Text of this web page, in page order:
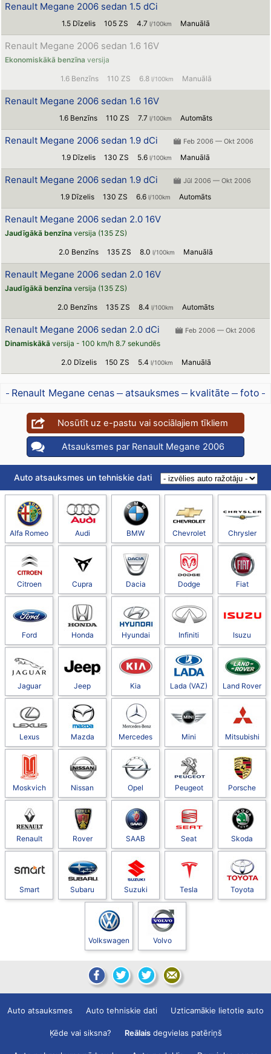
Renault Megane 2006 sedan 1.5 dCi
1.5 Dīzelis 105 ZS 4.7l/100km Manuālā
Renault Megane 2006 sedan 1.6 16V
Ekonomiskākā benzīna versija
1.6 Benzīns 110 ZS 6.8 l/100km Manuālā
Renault Megane 2006 sedan 1.6 16V
1.6 Benzīns 110 ZS 7.7l/100km Automāts
Renault Megane 2006 sedan 1.9 dCi Feb 2006 — Okt 2006
1.9 Dīzelis 130 ZS 5.6l/100km Manuālā
Renault Megane 2006 sedan 1.9 dCi Jūl 2006 — Okt 2006
1.9 Dīzelis 130 ZS 6.6l/100km Automāts
Renault Megane 2006 sedan 2.0 16V
Jaudīgākā benzīna versija (135 ZS)
2.0 Benzīns 135 ZS 8.0l/100km Manuālā
Renault Megane 2006 sedan 2.0 16V
Jaudīgākā benzīna versija (135 ZS)
2.0 Benzīns 135 ZS 8.4l/100km Automāts
Renault Megane 2006 sedan 2.0 dCi Feb 2006 — Okt 2006
Dinamiskākā versija - 100 km/h 8.7 sekundēs
2.0 Dīzelis 150 ZS 5.4 l/100km Manuālā
Renault Megane cenas atsauksmes kvalitāte foto
Nosūtīt uz e-pastu vai sociālajiem tīkliem
Atsauksmes par Renault Megane 2006
Auto atsauksmes un tehniskie dati
Alfa Romeo Audi BMW Chevrolet Chrysler
Citroen Cupra Dacia Dodge Fiat
Ford Honda Hyundai Infiniti Isuzu
Jaguar Jeep Kia Lada (VAZ) Land Rover
Lexus Mazda Mercedes Mini Mitsubishi
Moskvich Nissan Opel Peugeot Porsche
Renault Rover SAAB Seat Skoda
Smart Subaru Suzuki Tesla Toyota
Volkswagen Volvo
Auto atsauksmes Auto tehniskie dati Uzticamākie lietotie auto
Ķēde vai siksna? Reālaisdegvielas patēriņš